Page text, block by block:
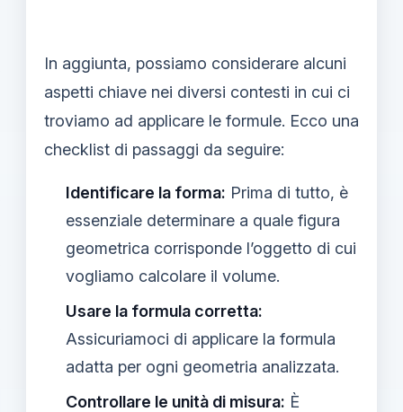
In aggiunta, possiamo considerare alcuni
aspetti chiave nei diversi contesti in cui ci
troviamo ad applicare le formule. Ecco una
checklist di passaggi da seguire:
Identificare la forma: Prima di tutto, è
essenziale determinare a quale figura
geometrica corrisponde l’oggetto di cui
vogliamo calcolare il volume.
Usare la formula corretta:
Assicuriamoci di applicare la formula
adatta per ogni geometria analizzata.
Controllare le unità di misura: È